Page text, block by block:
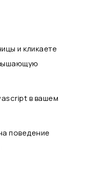
и кликаете
в вашем
поведение